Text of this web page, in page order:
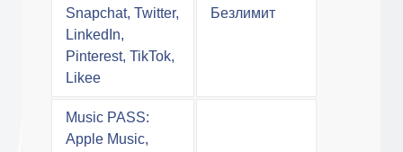
Snapchat, Twitter,
LinkedIn,
Pinterest, TikTok,
Likee
Безлимит
Music PASS:
Apple Music,